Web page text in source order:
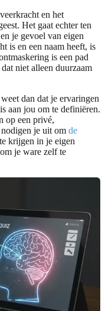
en het
Het gaat echter ten
je gevoel van eigen
is en een naam heeft, is
is een pad
niet alleen duurzaam
dan dat je ervaringen
aan jou om te definiëren.
op een privé,
je uit om de
krijgen in je eigen
je ware zelf te